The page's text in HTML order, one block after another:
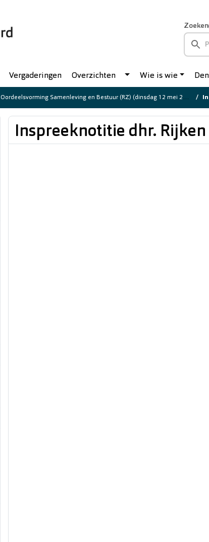
Zoeken
Vergaderingen Overzichten Wie is wie
Oordeelsvorming Samenleving en Bestuur (RZ) (dinsdag 12 mei 2026)
Inspreeknotitie dhr. Rijken